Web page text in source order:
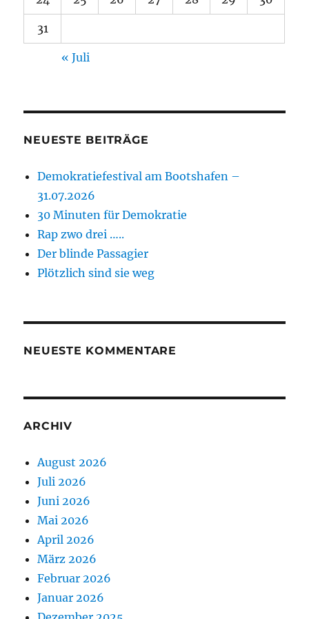
31
« Juli
NEUESTE BEITRÄGE
Demokratiefestival am Bootshafen –
31.07.2026
30 Minuten für Demokratie
Rap zwo drei …..
Der blinde Passagier
Plötzlich sind sie weg
NEUESTE KOMMENTARE
ARCHIV
August 2026
Juli 2026
Juni 2026
Mai 2026
April 2026
März 2026
Februar 2026
Januar 2026